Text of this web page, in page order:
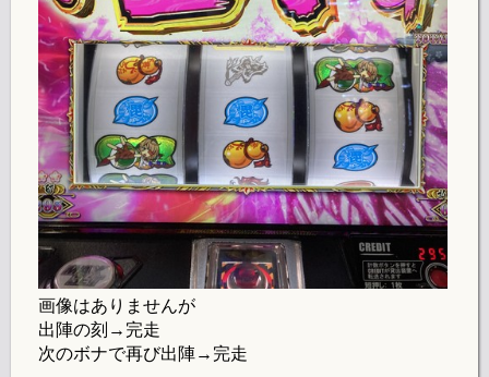
画像はありませんが
出陣の刻→完走
次のボナで再び出陣→完走